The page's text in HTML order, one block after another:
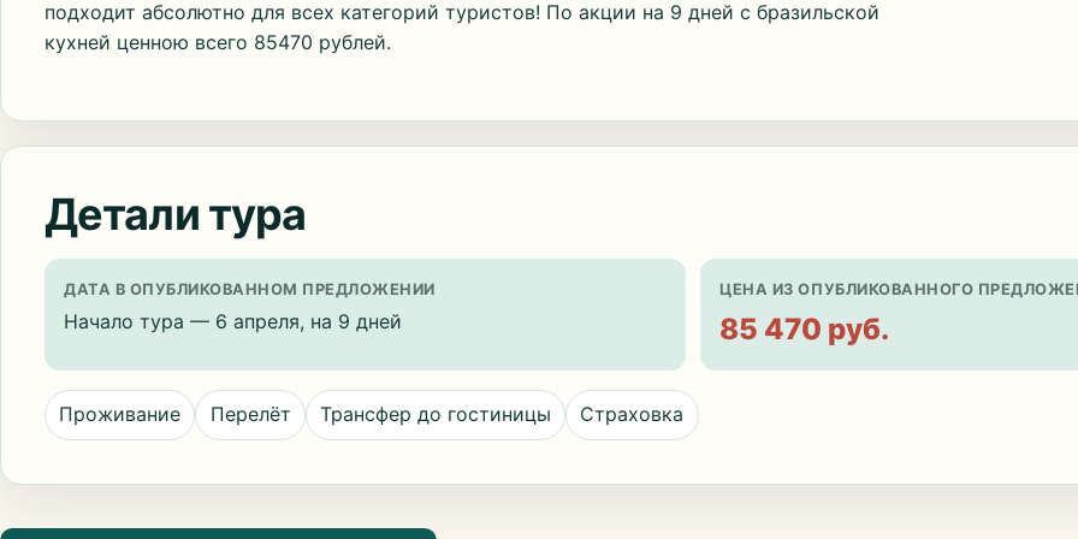
подходит абсолютно для всех категорий туристов! По акции на 9 дней с бразильской
кухней ценною всего 85470 рублей.
Детали тура
ДАТА В ОПУБЛИКОВАННОМ ПРЕДЛОЖЕНИИ
Начало тура — 6 апреля, на 9 дней
ЦЕНА ИЗ ОПУБЛИКОВАННОГО
85 470 руб.
Проживание Перелёт Трансфер до гостиницы Страховка